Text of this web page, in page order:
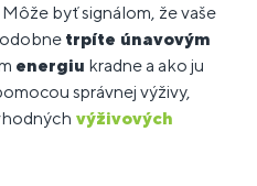
byť signálom, že vaše
trpíte únavovým
energiu kradne a ako ju
správnej výživy,
výživových